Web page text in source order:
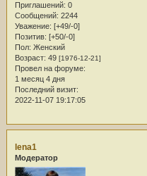
Приглашений: 0
Сообщений: 2244
Уважение: [+49/-0]
Позитив: [+50/-0]
Пол: Женский
Возраст: 49 [1976-12-21]
Провел на форуме:
1 месяц 4 дня
Последний визит:
2022-11-07 19:17:05
lena1
Модератор